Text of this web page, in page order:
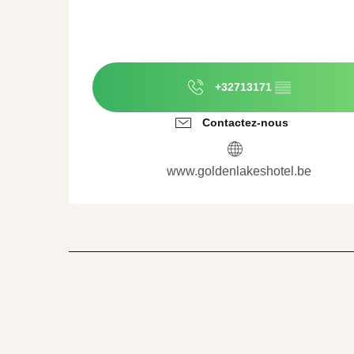
+32713171 ▒▒
Contactez-nous
www.goldenlakeshotel.be